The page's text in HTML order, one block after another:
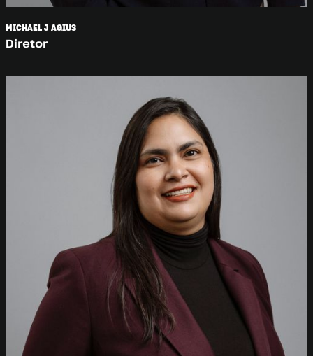
MICHAEL J AGIUS
Diretor